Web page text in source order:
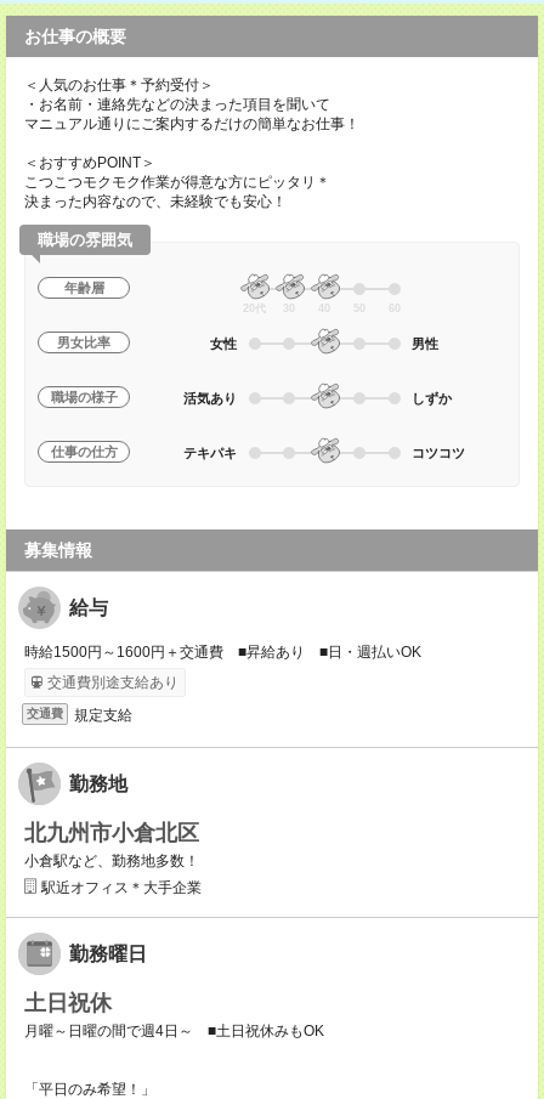
お仕事の概要
＜人気のお仕事＊予約受付＞
・お名前・連絡先などの決まった項目を聞いて
マニュアル通りにご案内するだけの簡単なお仕事！
＜おすすめPOINT＞
こつこつモクモク作業が得意な方にピッタリ＊
決まった内容なので、未経験でも安心！
職場の雰囲気
年齢層
20代 30 40 50 60
男女比率 女性 男性
職場の様子 活気あり しずか
仕事の仕方 テキパキ コツコツ
募集情報
給与
時給1500円～1600円＋交通費 ■昇給あり ■日・週払いOK
交通費別途支給あり
交通費 規定支給
勤務地
北九州市小倉北区
小倉駅など、勤務地多数！
駅近オフィス＊大手企業
勤務曜日
土日祝休
月曜～日曜の間で週4日～ ■土日祝休みもOK
「平日のみ希望！」